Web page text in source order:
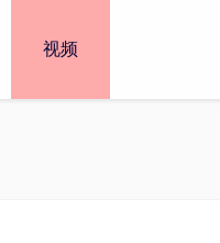
视频